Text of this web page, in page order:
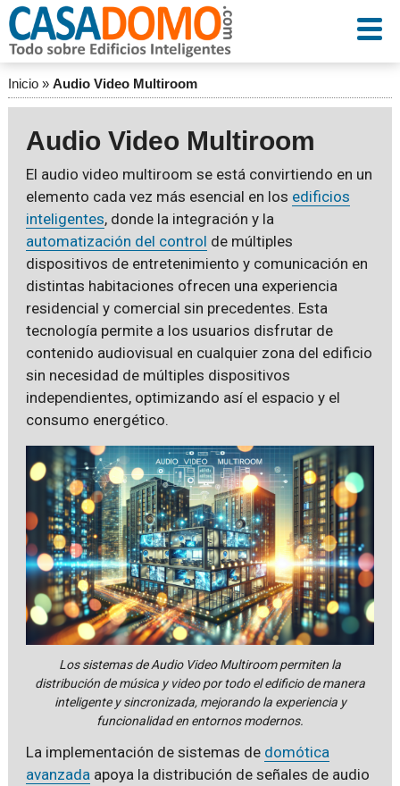
Inicio» Audio Video Multiroom
Audio Video Multiroom
El audio video multiroom se está convirtiendo en un
elemento cada vez más esencial en los edificios
inteligentes, donde la integración y la
automatización del control de múltiples
dispositivos de entretenimiento y comunicación en
distintas habitaciones ofrecen una experiencia
residencial y comercial sin precedentes. Esta
tecnología permite a los usuarios disfrutar de
contenido audiovisual en cualquier zona del edificio
sin necesidad de múltiples dispositivos
independientes, optimizando así el espacio y el
consumo energético.
Los sistemas de Audio Video Multiroom permiten la
distribución de música y video por todo el edificio de manera
inteligente y sincronizada, mejorando la experiencia y
funcionalidad en entornos modernos.
La implementación de sistemas de domótica
avanzada apoya la distribución de señales de audio